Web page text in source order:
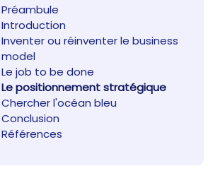
Préambule
Introduction
Inventer ou réinventer le business
model
Le job to be done
Le positionnement stratégique
Chercher l'océan bleu
Conclusion
Références